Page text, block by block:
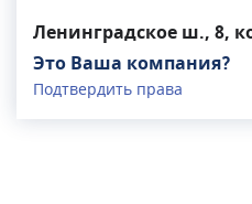
Ленинградское ш., 8,
Это Ваша компания?
Подтвердить права